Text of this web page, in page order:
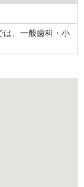
は、一般歯科・小